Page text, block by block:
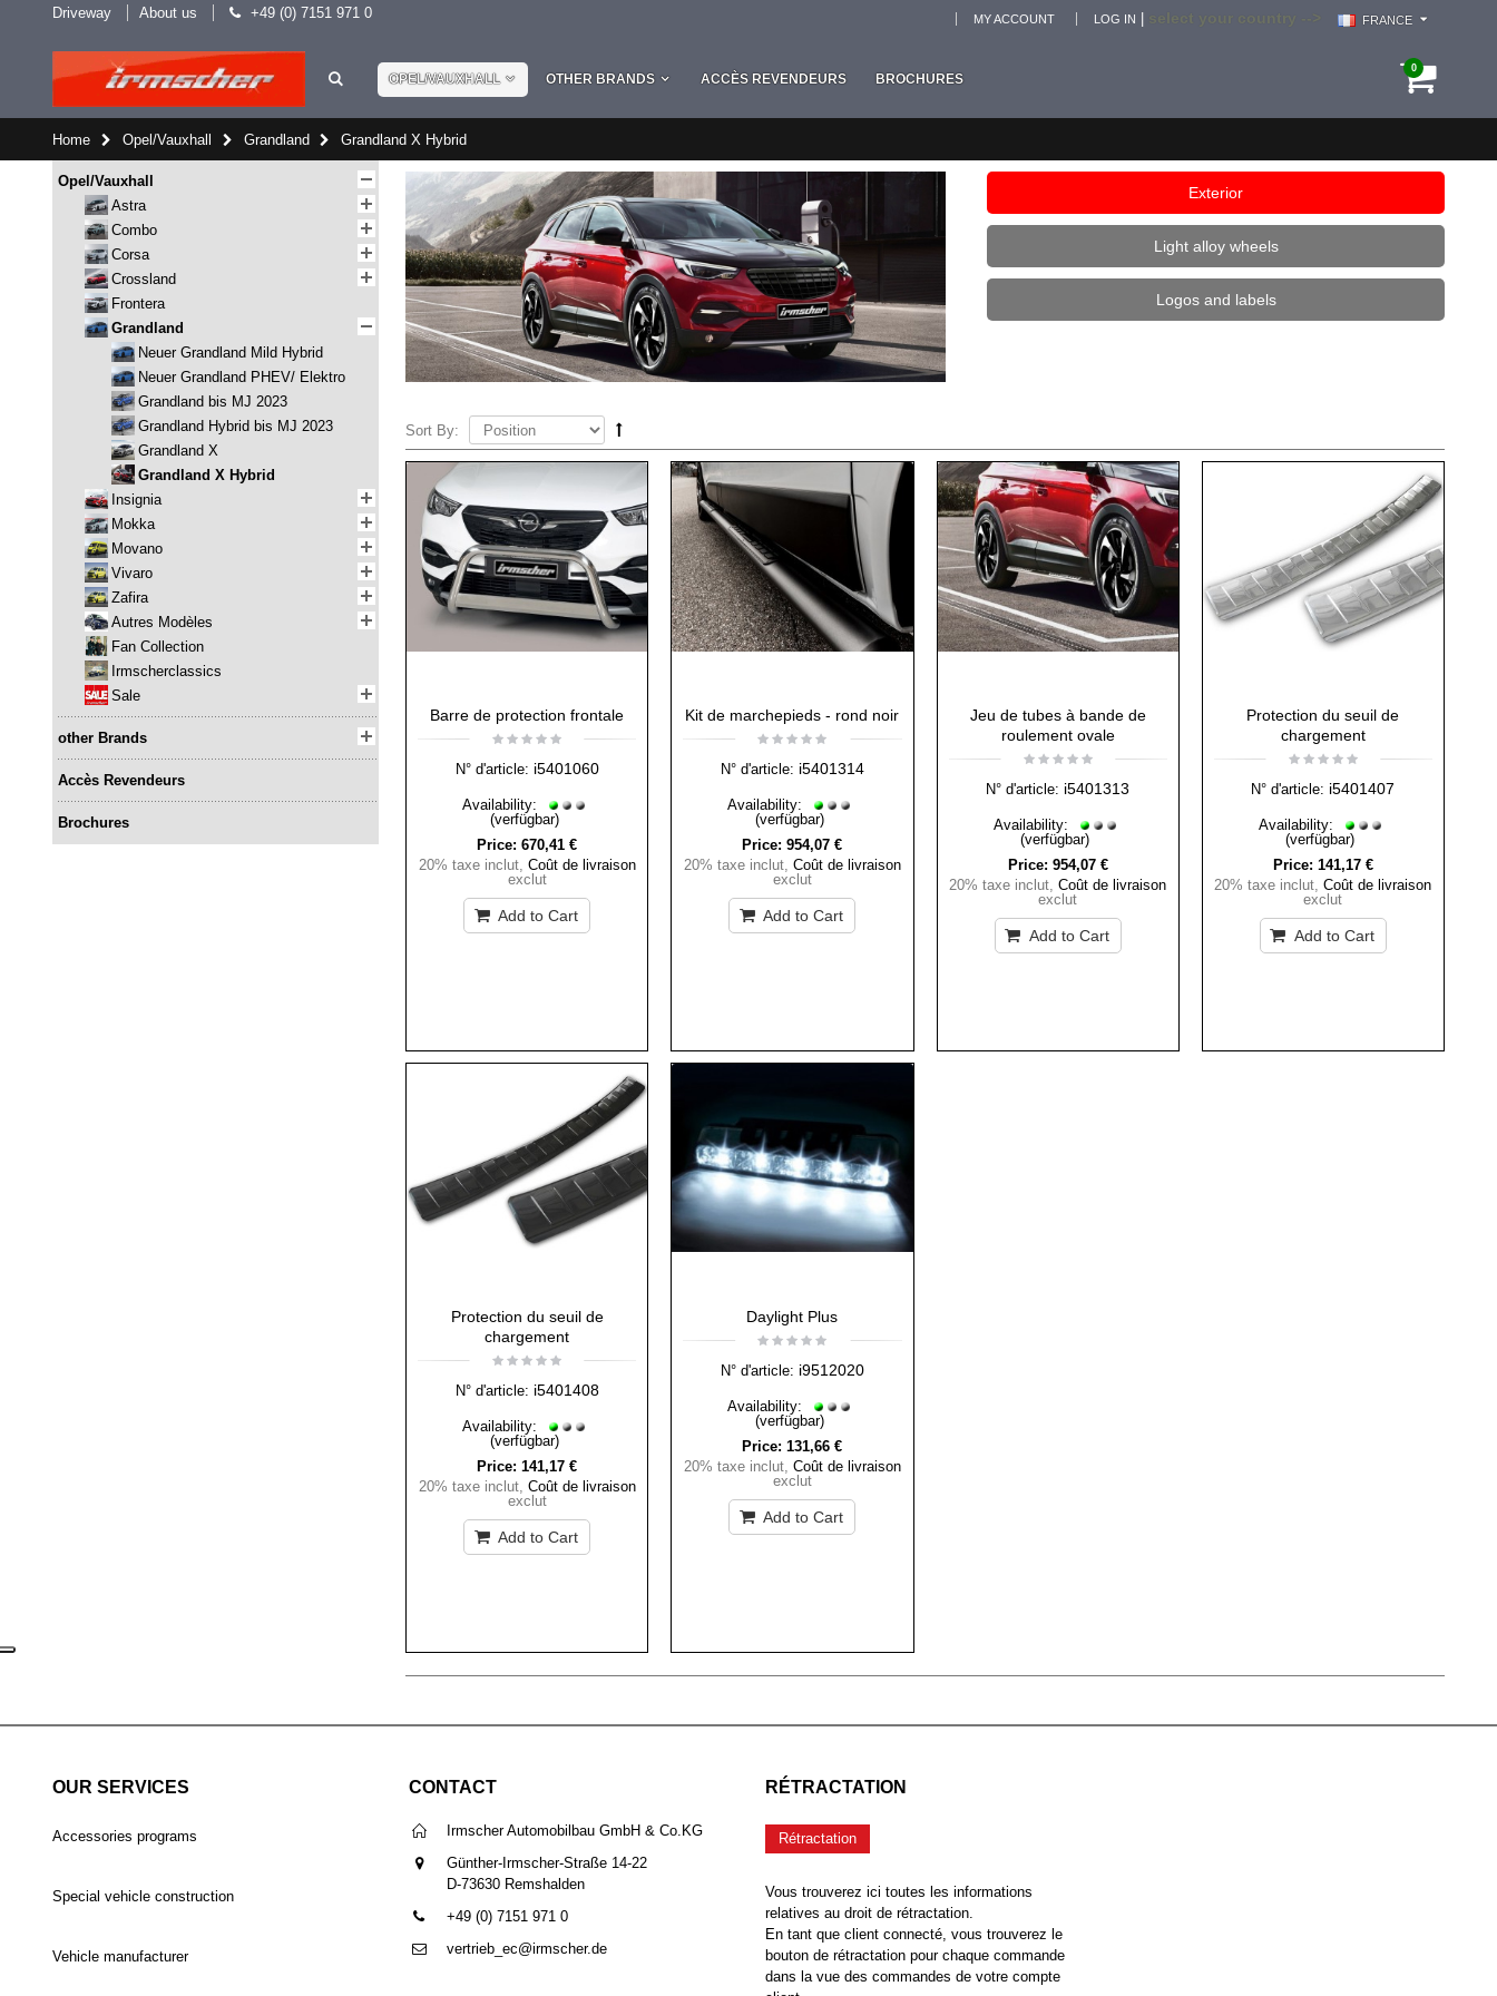
Driveway About us +49 (0) 7151 971 0 FRANCE
MY ACCOUNT LOG IN
0
OPEL/VAUXHALL OTHER BRANDS ACCÈS REVENDEURS BROCHURES
Home Opel/Vauxhall Grandland Grandland X Hybrid
Exterior
Light alloy wheels
Logos and labels
Sort By:
Barre de protection frontale
N° d'article: i5401060
Availability:
(verfügbar)
Price: 670,41 €
20% taxe inclut, Coût de livraison
exclut
Add to Cart
Kit de marchepieds - rond noir
N° d'article: i5401314
Availability:
(verfügbar)
Price: 954,07 €
20% taxe inclut, Coût de livraison
exclut
Add to Cart
Jeu de tubes à bande de
roulement ovale
N° d'article: i5401313
Availability:
(verfügbar)
Price: 954,07 €
20% taxe inclut,Coût de livraison
exclut
Add to Cart
Protection du seuil de
chargement
N° d'article: i5401407
Availability:
(verfügbar)
Price: 141,17 €
20% taxe inclut,Coût de livraison
exclut
Add to Cart
Protection du seuil de
chargement
N° d'article: i5401408
Availability:
(verfügbar)
Price: 141,17 €
20% taxe inclut, Coût de livraison
exclut
Add to Cart
Daylight Plus
N° d'article: i9512020
Availability:
(verfügbar)
Price: 131,66 €
20% taxe inclut, Coût de livraison
exclut
Add to Cart
Opel/Vauxhall
Astra
Combo
Corsa
Crossland
Frontera
Grandland
Neuer Grandland Mild Hybrid
Neuer Grandland PHEV/ Elektro
Grandland bis MJ 2023
Grandland Hybrid bis MJ 2023
Grandland X
Grandland X Hybrid
Insignia
Mokka
Movano
Vivaro
Zafira
Autres Modèles
Fan Collection
Irmscherclassics
Sale
other Brands
Accès Revendeurs
Brochures
OUR SERVICES
Accessories programs
Special vehicle construction
Vehicle manufacturer
CONTACT
Irmscher Automobilbau GmbH & Co.KG
Günther-Irmscher-Straße 14-22
D-73630 Remshalden
+49 (0) 7151 971 0
vertrieb_ec@irmscher.de
RÉTRACTATION
Rétractation
Vous trouverez ici toutes les informations
relatives au droit de rétractation.
En tant que client connecté, vous trouverez le
bouton de rétractation pour chaque commande
dans la vue des commandes de votre compte